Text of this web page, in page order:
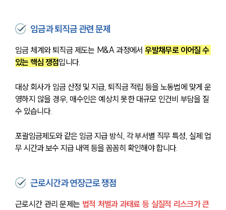
임금과 퇴직금 관련 문제
임금 체계와 퇴직금 제도는 M&A 과정에서 우발채무로 이어질 수
있는 핵심 쟁점입니다.
대상 회사가 임금 산정 및 지급, 퇴직금 적립 등을 노동법에 맞게 운
영하지 않을 경우, 매수인은 예상치 못한 대규모 인건비 부담을 질
수 있습니다.
포괄임금제도와 같은 임금 지급 방식, 각 부서별 직무 특성, 실제 업
무 시간과 보수 지급 내역 등을 꼼꼼히 확인해야 합니다.
근로시간과 연장근로 쟁점
근로시간 관리 문제는 법적 처벌과 과태료 등 실질적 리스크가 큰